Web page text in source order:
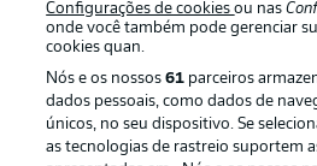
Oferecido por
Configurações de cookiesou nas
onde você também pode gerenciar
cookies quan.
Nós e os nossos61 parceiros
dados pessoais, como dados de
únicos, no seu dispositivo. Se
as tecnologias de rastreio suportem